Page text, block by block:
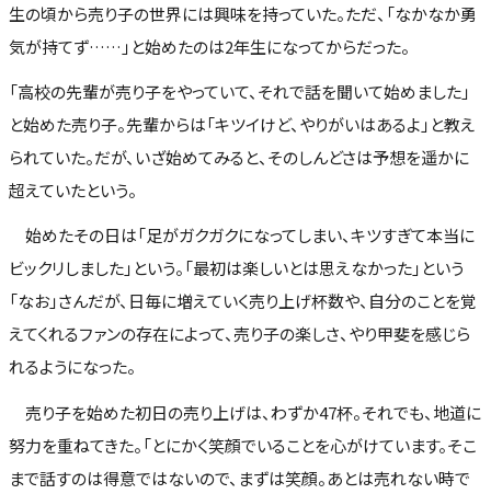
生の頃から売り子の世界には興味を持っていた。ただ、「なかなか勇
気が持てず……」と始めたのは2年生になってからだった。
「高校の先輩が売り子をやっていて、それで話を聞いて始めました」
と始めた売り子。先輩からは「キツイけど、やりがいはあるよ」と教え
られていた。だが、いざ始めてみると、そのしんどさは予想を遥かに
超えていたという。
始めたその日は「足がガクガクになってしまい、キツすぎて本当に
ビックリしました」という。「最初は楽しいとは思えなかった」という
「なお」さんだが、日毎に増えていく売り上げ杯数や、自分のことを覚
えてくれるファンの存在によって、売り子の楽しさ、やり甲斐を感じら
れるようになった。
売り子を始めた初日の売り上げは、わずか47杯。それでも、地道に
努力を重ねてきた。「とにかく笑顔でいることを心がけています。そこ
まで話すのは得意ではないので、まずは笑顔。あとは売れない時で